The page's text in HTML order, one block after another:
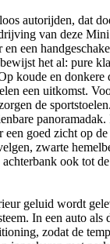
autorijden, dat
van deze
een
het al: pure
koude en donkere
een uitkomst.
de
goed zicht op
zwarte
ook tot
geluid wordt
In een auto als
zodat de